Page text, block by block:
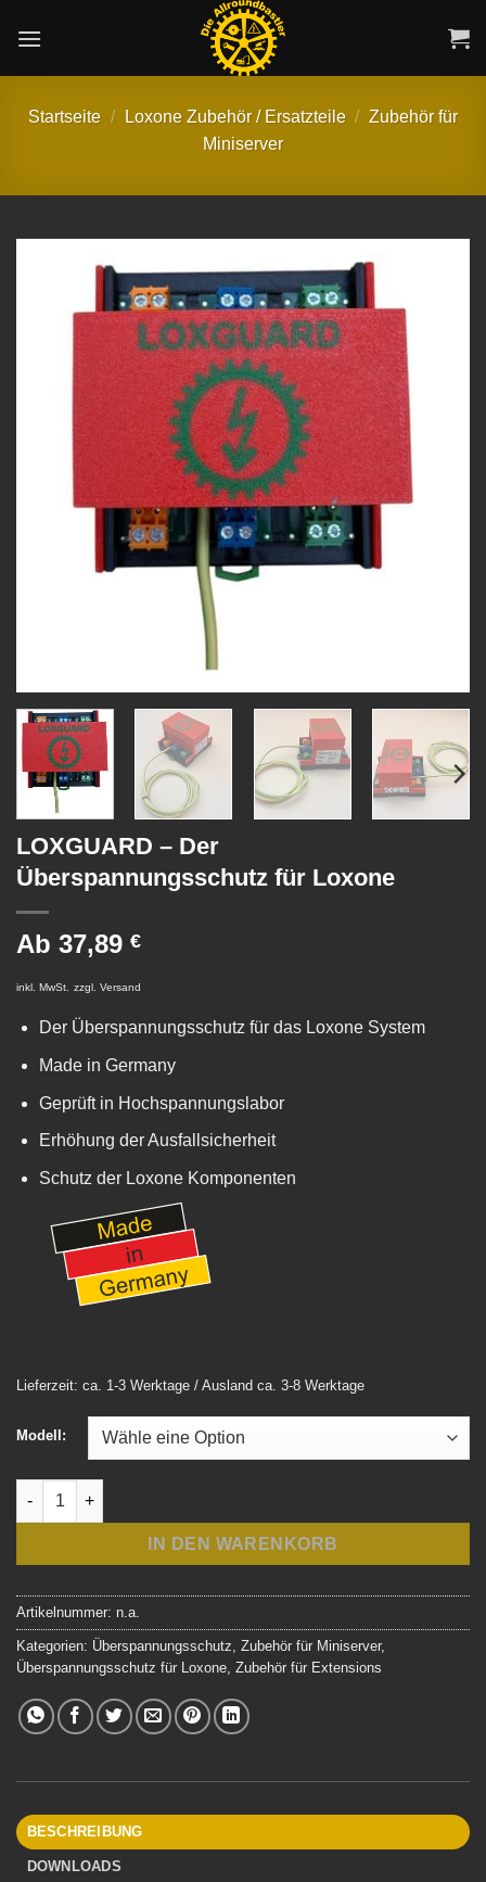
Inhalt
Startseite / Loxone Zubehör / Ersatzteile / Zubehör für
Miniserver
LOXGUARD – Der
Überspannungsschutz für Loxone
Ab 37,89 €
inkl. MwSt. zzgl. Versand
Der Überspannungsschutz für das Loxone System
Made in Germany
Geprüft in Hochspannungslabor
Erhöhung der Ausfallsicherheit
Schutz der Loxone Komponenten
Lieferzeit: ca. 1-3 Werktage / Ausland ca. 3-8 Werktage
Modell:
LOXGUARD - Der Überspannungsschutz für Loxone Menge
IN DEN WARENKORB
Artikelnummer: n.a.
Kategorien: Überspannungsschutz, Zubehör für Miniserver,
Überspannungsschutz für Loxone, Zubehör für Extensions
BESCHREIBUNG
DOWNLOADS